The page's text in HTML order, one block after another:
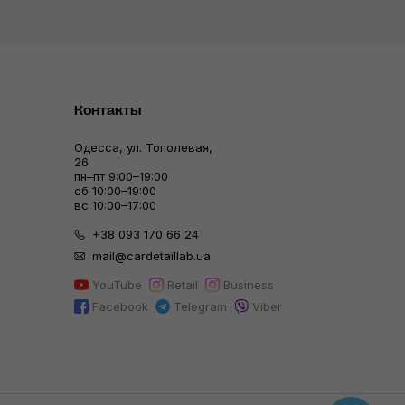
Контакты
Одесса, ул. Тополевая,
26
пн–пт 9:00–19:00
сб 10:00–19:00
вс 10:00–17:00
+38 093 170 66 24
mail@cardetaillab.ua
YouTube
Retail
Business
Facebook
Telegram Viber